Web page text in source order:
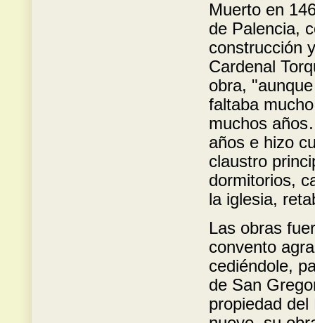
Muerto en
de Palencia,
construcción
Cardenal
obra,
faltaba
muchos
años e hizo
claustro
dormitorios,
la iglesia,
Las obras
convento
cediéndole,
de San
propiedad